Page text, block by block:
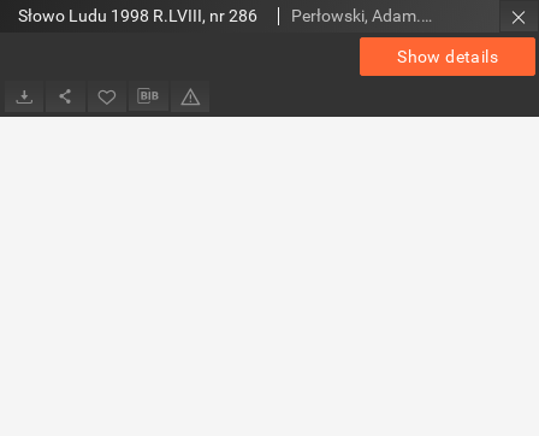
Show details
Słowo Ludu 1998 R.LVIII, nr 286 Perłowski, Adam. Red.